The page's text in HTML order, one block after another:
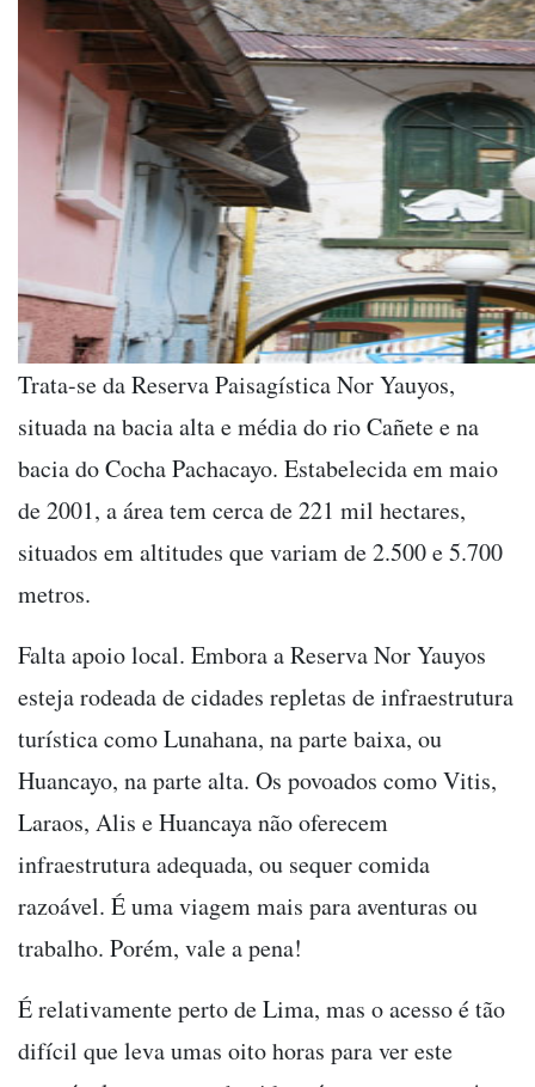
Trata-se da Reserva Paisagística Nor Yauyos,
situada na bacia alta e média do rio Cañete e na
bacia do Cocha Pachacayo. Estabelecida em maio
de 2001, a área tem cerca de 221 mil hectares,
situados em altitudes que variam de 2.500 e 5.700
metros.
Falta apoio local. Embora a Reserva Nor Yauyos
esteja rodeada de cidades repletas de infraestrutura
turística como Lunahana, na parte baixa, ou
Huancayo, na parte alta. Os povoados como Vitis,
Laraos, Alis e Huancaya não oferecem
infraestrutura adequada, ou sequer comida
razoável. É uma viagem mais para aventuras ou
trabalho. Porém, vale a pena!
É relativamente perto de Lima, mas o acesso é tão
difícil que leva umas oito horas para ver este